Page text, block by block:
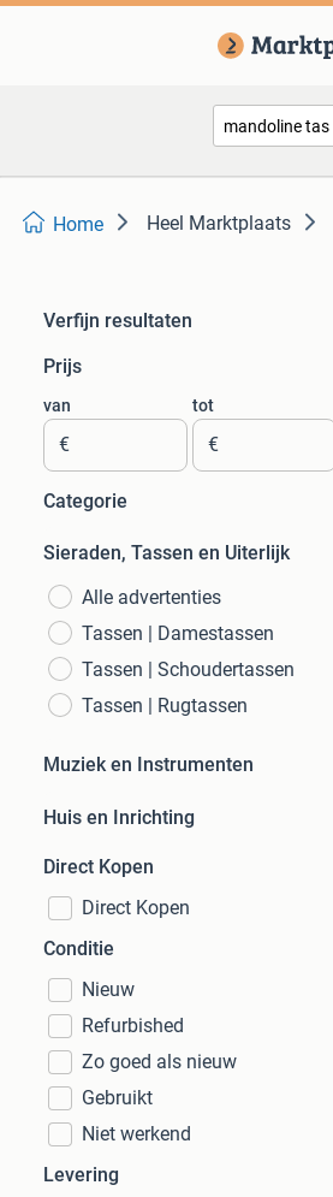
Home Heel Marktplaats
Verfijn resultaten
Prijs
van
€
tot
€
Categorie
Sieraden, Tassen en Uiterlijk
Alle advertenties
Tassen | Damestassen
Tassen | Schoudertassen
Tassen | Rugtassen
Muziek en Instrumenten
Huis en Inrichting
Direct Kopen
Direct Kopen
Conditie
Nieuw
Refurbished
Zo goed als nieuw
Gebruikt
Niet werkend
Levering